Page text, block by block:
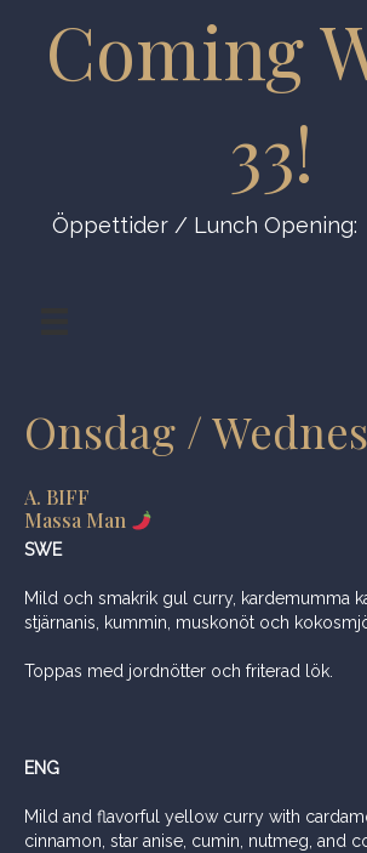
Coming
33!
Öppettider / Lunch Opening:
Onsdag /
A. BIFF
Massa Man
SWE
Mild och smakrik gul curry, kardemumma
stjärnanis, kummin, muskonöt och
Toppas med jordnötter och friterad lök.
ENG
Mild and flavorful yellow curry with
cinnamon, star anise, cumin, nutmeg, and